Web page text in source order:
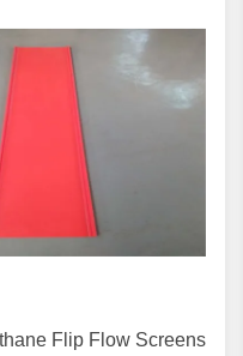
Flip Flow Screens